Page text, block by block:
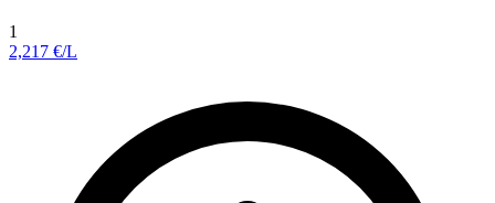
1
2,217 €/L